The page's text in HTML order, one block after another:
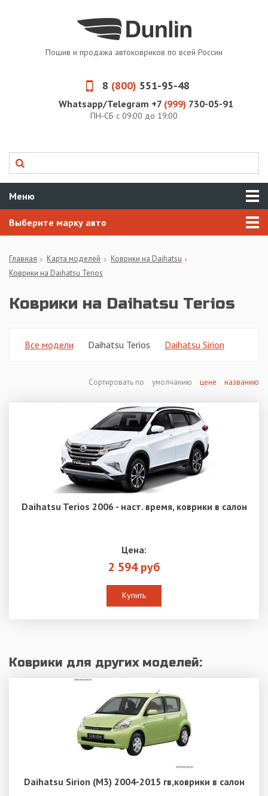
Пошив и продажа автоковриков по всей России
8 (800) 551-95-48
Whatsapp/Telegram +7 (999) 730-05-91
ПН-СБ с 09:00 до 19:00
Меню
Выберите марку авто
Главная Карта моделей
Коврики на Daihatsu
Коврики на Daihatsu Terios
Коврики на Daihatsu Terios
Все модели Daihatsu Terios Daihatsu Sirion
Сортировать по умолчанию цене названию
Daihatsu Terios 2006 - наст. время, коврики в салон
Цена:
2 594 руб
Купить
Коврики для других моделей:
Daihatsu Sirion (M3) 2004-2015 гв,коврики в салон